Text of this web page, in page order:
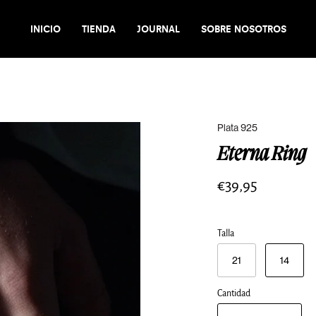
INICIO TIENDA JOURNAL SOBRE NOSOTROS
Plata 925
Eterna Ring
€39,95
Talla
21 14
Cantidad